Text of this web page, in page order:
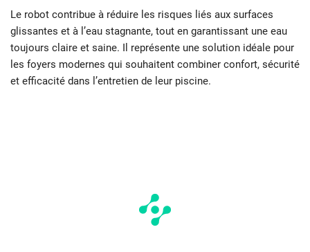
Le robot contribue à réduire les risques liés aux surfaces
glissantes et à l’eau stagnante, tout en garantissant une eau
toujours claire et saine. Il représente une solution idéale pour
les foyers modernes qui souhaitent combiner confort, sécurité
et efficacité dans l’entretien de leur piscine.